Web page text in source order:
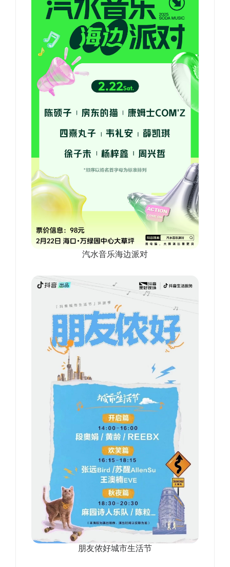
汽水音乐海边派对
朋友侬好城市生活节